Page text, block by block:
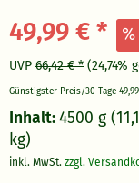
49,99 € *
UVP 66,42 € * (24,74%
Günstigster Preis/30 Tage
Inhalt:4500 g
kg)
inkl. MwSt. zzgl.